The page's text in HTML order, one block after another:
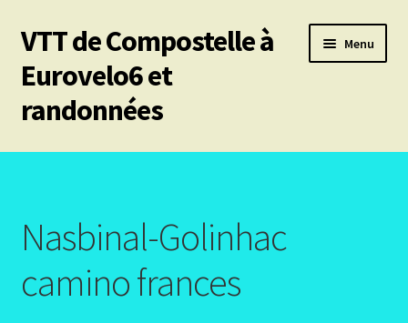
Aller
à
la
navigation
Aller
au
contenu
VTT de Compostelle à
Eurovelo6 et
randonnées
Menu
Mes 6 chemins vtt de Compostelle
Le Puy en Velay – Santiago – Fisterra – Année 2009
Le Puy les participants
Nasbinal-Golinhac
camino frances